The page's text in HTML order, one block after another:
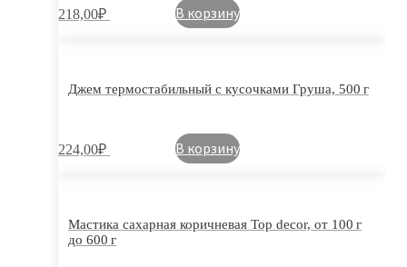
218,00₽ В корзину
Джем термостабильный с кусочками Груша, 500 г
224,00₽ В корзину
Мастика сахарная коричневая Top decor, от 100 г
до 600 г